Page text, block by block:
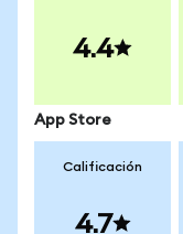
4.4
App Store
Calificación
4.7